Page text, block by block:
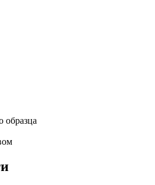
образца